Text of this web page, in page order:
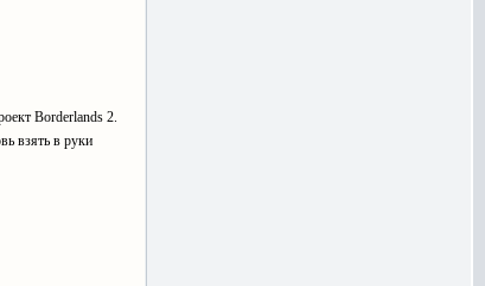
Borderlands 2.
взять в руки